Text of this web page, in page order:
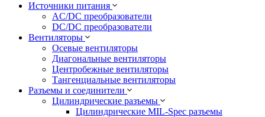
Источники питания
AC/DC преобразователи
DC/DC преобразователи
Вентиляторы
Осевые вентиляторы
Диагональные вентиляторы
Центробежные вентиляторы
Тангенциальные вентиляторы
Разъемы и соединители
Цилиндрические разъемы
Цилиндрические MIL-Spec разъемы